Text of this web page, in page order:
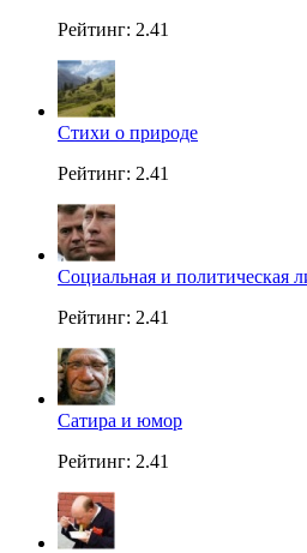
Рейтинг: 2.41
Стихи о природе
Рейтинг: 2.41
Социальная и политическая
Рейтинг: 2.41
Сатира и юмор
Рейтинг: 2.41